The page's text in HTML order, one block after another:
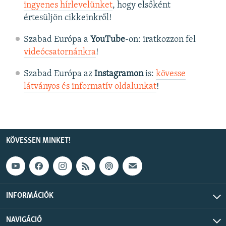
ingyenes hírlevelünket, hogy elsőként
értesüljön cikkeinkről!
Szabad Európa a YouTube-on: iratkozzon fel
videócsatornánkra!
Szabad Európa az Instagramonis: kövesse
látványos és informatív oldalunkat! ​
KÖVESSEN MINKET!
INFORMÁCIÓK
NAVIGÁCIÓ